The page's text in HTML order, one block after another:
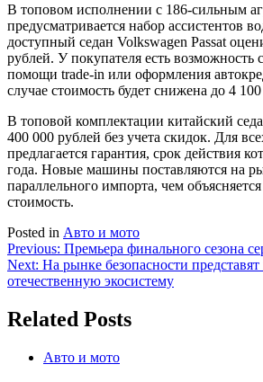
В топовом исполнении с 186-сильным
предусматривается набор ассистентов
доступный седан Volkswagen Passat
рублей. У покупателя есть возможность
помощи trade-in или оформления
случае стоимость будет снижена до 4
В топовой комплектации китайский
400 000 рублей без учета скидок. Для
предлагается гарантия, срок действия
года. Новые машины поставляются на
параллельного импорта, чем
стоимость.
Posted in Авто и мото
Навигация
по
Previous: Премьера финального сезона
Next: На рынке безопасности
отечественную экосистему
Related Posts
Авто и мото